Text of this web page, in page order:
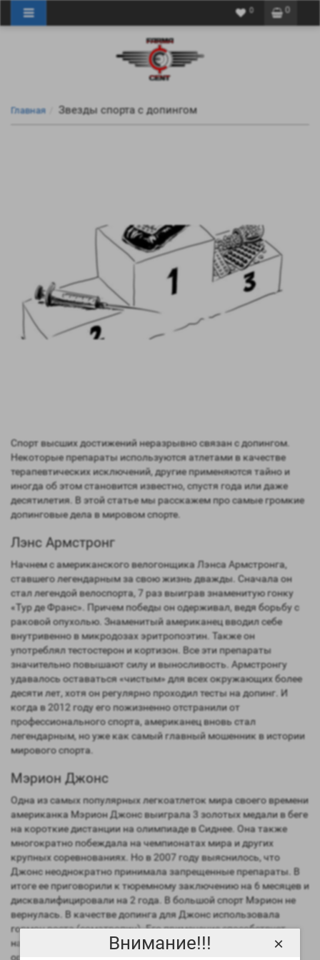
Внимание!!! ×
0
0
Главная Звезды спорта с допингом
Спорт высших достижений неразрывно связан с допингом.
Некоторые препараты используются атлетами в качестве
терапевтических исключений, другие применяются тайно и
иногда об этом становится известно, спустя года или даже
десятилетия. В этой статье мы расскажем про самые громкие
допинговые дела в мировом спорте.
Лэнс Армстронг
Начнем с американского велогонщика Лэнса Армстронга,
ставшего легендарным за свою жизнь дважды. Сначала он
стал легендой велоспорта, 7 раз выиграв знаменитую гонку
«Тур де Франс». Причем победы он одерживал, ведя борьбу с
раковой опухолью. Знаменитый американец вводил себе
внутривенно в микродозах эритропоэтин. Также он
употреблял тестостерон и кортизон. Все эти препараты
значительно повышают силу и выносливость. Армстронгу
удавалось оставаться «чистым» для всех окружающих более
десяти лет, хотя он регулярно проходил тесты на допинг. И
когда в 2012 году его пожизненно отстранили от
профессионального спорта, американец вновь стал
легендарным, но уже как самый главный мошенник в истории
мирового спорта.
Мэрион Джонс
Одна из самых популярных легкоатлеток мира своего времени
американка Мэрион Джонс выиграла 3 золотых медали в беге
на короткие дистанции на олимпиаде в Сиднее. Она также
многократно побеждала на чемпионатах мира и других
крупных соревнованиях. Но в 2007 году выяснилось, что
Джонс неоднократно принимала запрещенные препараты. В
итоге ее приговорили к тюремному заключению на 6 месяцев и
дисквалифицировали на 2 года. В большой спорт Мэрион не
вернулась. В качестве допинга для Джонс использовала
гормон роста (соматропин). Его применение способствует
наращиванию мышечной массы и выведению жира из
организма.